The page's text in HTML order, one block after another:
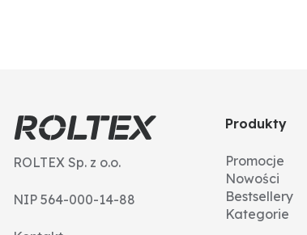
ROLTEX Sp. z o.o.
NIP 564-000-14-88
Produkty
Promocje
Nowości
Bestsellery
Kategorie